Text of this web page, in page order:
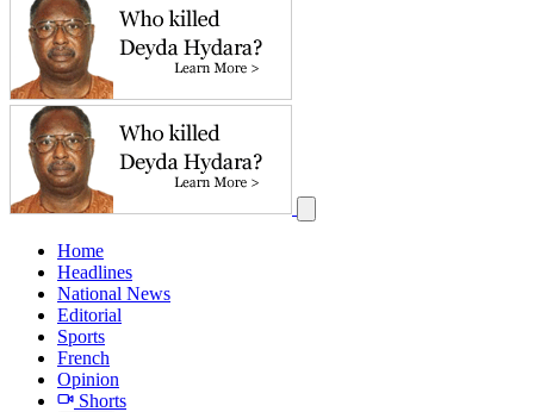
Home
Headlines
National News
Editorial
Sports
French
Opinion
Shorts